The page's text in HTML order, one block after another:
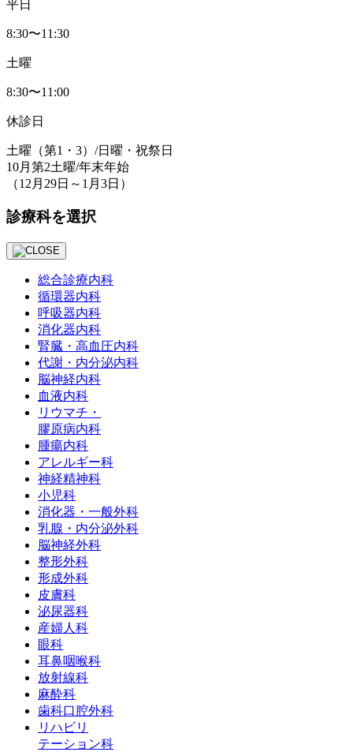
平日
8:30〜11:30
土曜
8:30〜11:00
休診日
土曜 （第1・3） /日曜・祝祭日
10月第2土曜/年末年始
（12月29日～1月3日）
診療科を選択
総合診療内科
循環器内科
呼吸器内科
消化器内科
腎臓・⾼⾎圧内科
代謝・内分泌内科
脳神経内科
⾎液内科
リウマチ・
膠原病内科
腫瘍内科
アレルギー科
神経精神科
小児科
消化器・一般外科
乳腺・内分泌外科
脳神経外科
整形外科
形成外科
皮膚科
泌尿器科
産婦人科
眼科
耳鼻咽喉科
放射線科
麻酔科
歯科口腔外科
リハビリ
テーション科